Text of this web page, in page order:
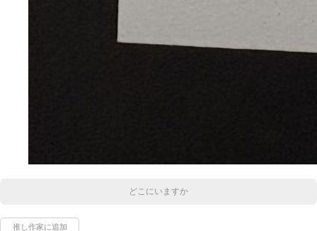
どこにいますか
推し作家に追加